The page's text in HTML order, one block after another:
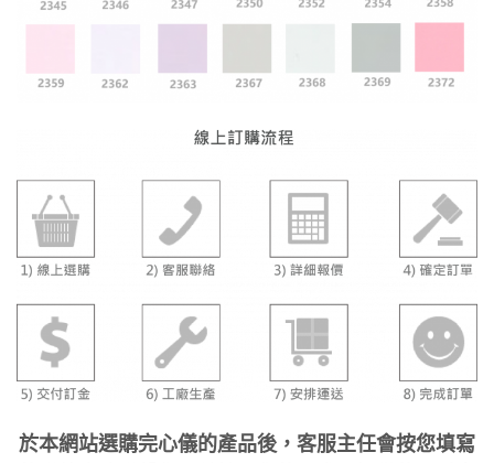
於本網站選購完心儀的產品後，客服主任會按您填寫